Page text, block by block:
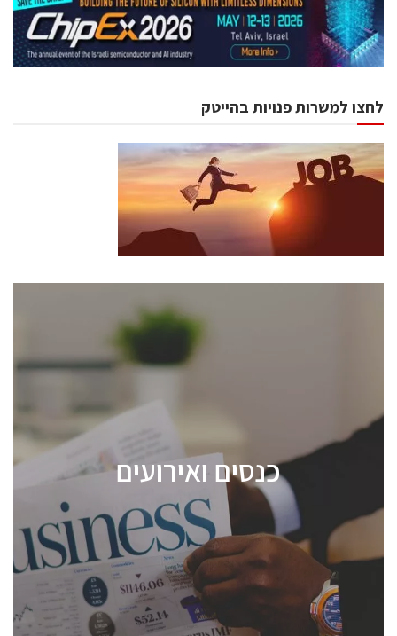
לחצו למשרות פנויות בהייטק
כנסים ואירועים
כנסים ואירועים
לכל העוסקים בתעשיית הסמיקונדקטור כולל מהנדסים,
ChipEx2026 will be held on May 12-13, 2026. The
conference is intended for everyone involved in the
semiconductor industry, including engineers,
professional experts, and senior executives.
לחץ לפרטים